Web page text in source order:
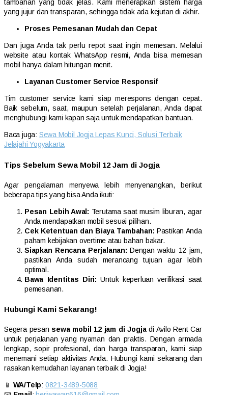
tambahan yang tidak jelas. Kami menerapkan sistem harga
yang jujur dan transparan, sehingga tidak ada kejutan di akhir.
Proses Pemesanan Mudah dan Cepat
Dan juga Anda tak perlu repot saat ingin memesan. Melalui
website atau kontak WhatsApp resmi, Anda bisa memesan
mobil hanya dalam hitungan menit.
Layanan Customer Service Responsif
Tim customer service kami siap merespons dengan cepat.
Baik sebelum, saat, maupun setelah perjalanan, Anda dapat
menghubungi kami kapan saja untuk mendapatkan bantuan.
Baca juga: Sewa Mobil Jogja Lepas Kunci, Solusi Terbaik
Jelajahi Yogyakarta
Tips Sebelum Sewa Mobil 12 Jam di Jogja
Agar pengalaman menyewa lebih menyenangkan, berikut
beberapa tips yang bisa Anda ikuti:
Pesan Lebih Awal: Terutama saat musim liburan, agar
Anda mendapatkan mobil sesuai pilihan.
Cek Ketentuan dan Biaya Tambahan: Pastikan Anda
paham kebijakan overtime atau bahan bakar.
Siapkan Rencana Perjalanan: Dengan waktu 12 jam,
pastikan Anda sudah merancang tujuan agar lebih
optimal.
Bawa Identitas Diri: Untuk keperluan verifikasi saat
pemesanan.
Hubungi Kami Sekarang!
Segera pesan sewa mobil 12 jam di Jogjadi Avilo Rent Car
untuk perjalanan yang nyaman dan praktis. Dengan armada
lengkap, sopir profesional, dan harga transparan, kami siap
menemani setiap aktivitas Anda. Hubungi kami sekarang dan
rasakan kemudahan layanan terbaik di Jogja!
📱 WA/Telp: 0821-3489-5088